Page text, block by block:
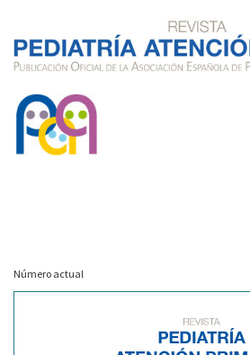
Número actual